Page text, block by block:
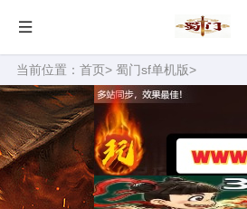
当前位置： 首页> 蜀门sf单机版>